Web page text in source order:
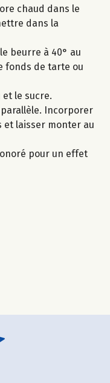
chaud dans le
dans la
beurre à 40° au
fonds de tarte ou
et le sucre.
Incorporer
et laisser monter au
pour un effet